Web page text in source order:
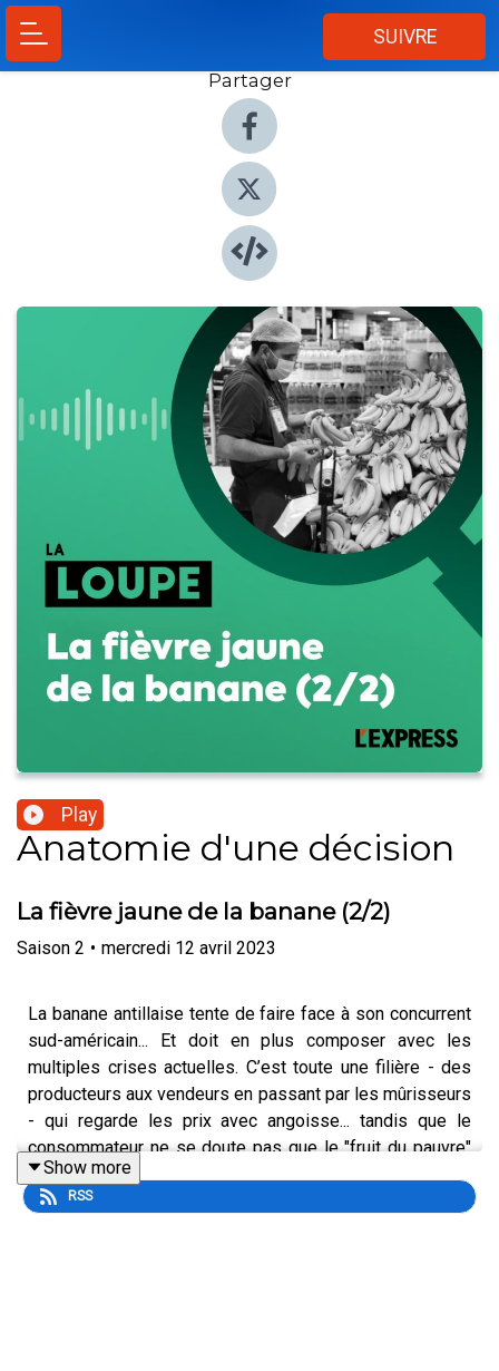
SUIVRE
Partager
Play
Anatomie d'une décision
La fièvre jaune de la banane (2/2)
Saison 2 • mercredi 12 avril 2023
La banane antillaise tente de faire face à son concurrent
sud-américain... Et doit en plus composer avec les
multiples crises actuelles. C’est toute une filière - des
producteurs aux vendeurs en passant par les mûrisseurs
- qui regarde les prix avec angoisse... tandis que le
consommateur ne se doute pas que le "fruit du pauvre"
pourrait bientôt disparaitre de nos rayons et nos
assiettes. Explications dans ce second épisode de notre
Show more
RSS